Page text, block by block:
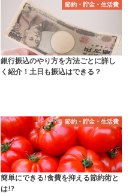
節約・貯金・生活費
銀行振込のやり方を方法ごとに詳し
く紹介！土日も振込はできる？
節約・貯金・生活費
簡単にできる!食費を抑える節約術と
は!?